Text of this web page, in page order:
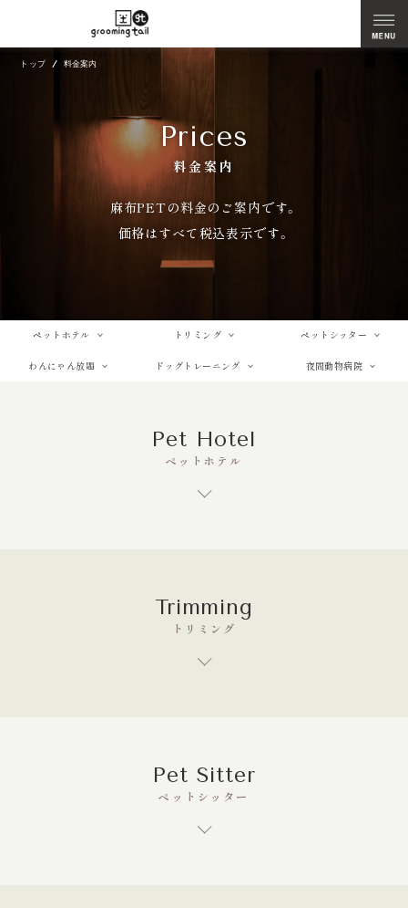
トップ 料金案内
Prices
料金案内
麻布PETの料金のご案内です。
価格はすべて税込表示です。
ペットホテル トリミング ペットシッター
わんにゃん放題 ドッグトレーニング 夜間動物病院
Pet Hotel
ペットホテル
Trimming
トリミング
Pet Sitter
ペットシッター